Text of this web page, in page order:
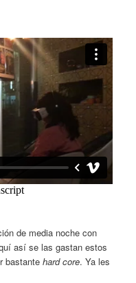
de media noche con
así se las gastan estos
bastantehard core. Ya les